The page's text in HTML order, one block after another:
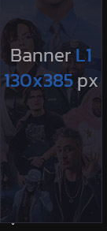
การ์ตูน
ดูซีรี่ย์ 2025
ดูหนัง 2025